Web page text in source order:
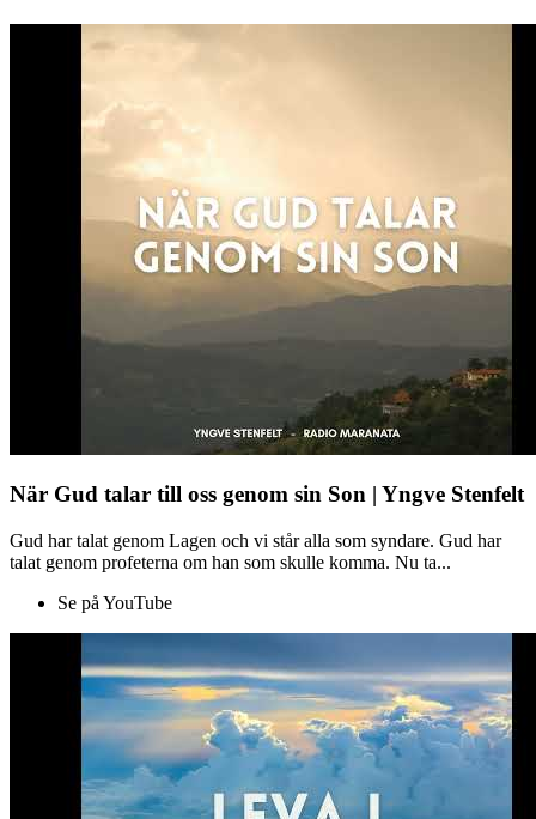
När Gud talar till oss genom sin Son | Yngve Stenfelt
Gud har talat genom Lagen och vi står alla som syndare. Gud har
talat genom profeterna om han som skulle komma. Nu ta...
Se på YouTube